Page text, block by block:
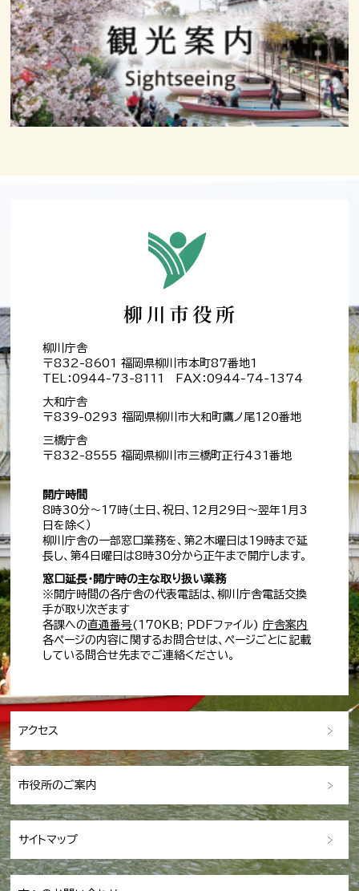
柳川庁舎
〒832-8601 福岡県柳川市本町87番地1
TEL：0944-73-8111 FAX：0944-74-1374
大和庁舎
〒839-0293 福岡県柳川市大和町鷹ノ尾120番地
三橋庁舎
〒832-8555 福岡県柳川市三橋町正行431番地
開庁時間
8時30分～17時（土日、祝日、12月29日～翌年1月3
日を除く）
柳川庁舎の一部窓口業務を、第2木曜日は19時まで延
長し、第4日曜日は8時30分から正午まで開庁します。
窓口延長・開庁時の主な取り扱い業務
※開庁時間の各庁舎の代表電話は、柳川庁舎電話交換
手が取り次ぎます
各課への直通番号(170KB; PDFファイル)庁舎案内
各ページの内容に関するお問合せは、ページごとに記載
している問合せ先までご連絡ください。
アクセス
市役所のご案内
サイトマップ